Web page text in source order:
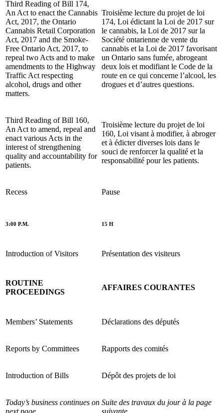
Third Reading of Bill 174,
An Act to enact the Cannabis
Act, 2017, the Ontario
Cannabis Retail Corporation
Act, 2017 and the Smoke-
Free Ontario Act, 2017, to
repeal two Acts and to make
amendments to the Highway
Traffic Act respecting
alcohol, drugs and other
matters.
Troisième lecture du projet de loi
174, Loi édictant la Loi de 2017 sur
le cannabis, la Loi de 2017 sur la
Société ontarienne de vente du
cannabis et la Loi de 2017 favorisant
un Ontario sans fumée, abrogeant
deux lois et modifiant le Code de la
route en ce qui concerne l’alcool, les
drogues et d’autres questions.
Third Reading of Bill 160,
An Act to amend, repeal and
enact various Acts in the
interest of strengthening
quality and accountability for
patients.
Troisième lecture du projet de loi
160, Loi visant à modifier, à abroger
et à édicter diverses lois dans le
souci de renforcer la qualité et la
responsabilité pour les patients.
Recess Pause
3:00 P.M. 15 H
Introduction of Visitors Présentation des visiteurs
ROUTINE
PROCEEDINGS
AFFAIRES COURANTES
Members’ Statements Déclarations des députés
Reports by Committees Rapports des comités
Introduction of Bills Dépôt des projets de loi
Today’s business continues on
next page
Suite des travaux du jour à la page
suivante